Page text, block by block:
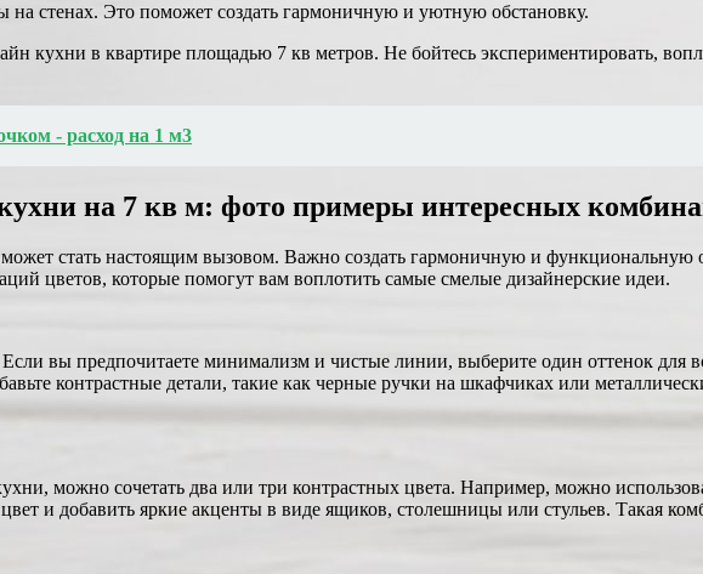
стенах. Это поможет создать гармоничную и уютную обстановку.
кухни в квартире площадью 7 кв метров. Не бойтесь экспериментировать,
- расход на 1 м3
на 7 кв м: фото примеры интересных
стать настоящим вызовом. Важно создать гармоничную и функциональную
цветов, которые помогут вам воплотить самые смелые дизайнерские идеи.
вы предпочитаете минимализм и чистые линии, выберите один оттенок для
контрастные детали, такие как черные ручки на шкафчиках или
можно сочетать два или три контрастных цвета. Например, можно
и добавить яркие акценты в виде ящиков, столешницы или стульев. Такая